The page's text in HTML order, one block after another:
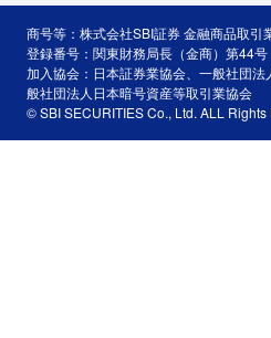
商号等：株式会社SBI証券 金融商品取引
登録番号：関東財務局長（金商）第44号
加入協会：日本証券業協会、一般社団
般社団法人日本暗号資産等取引業協会
© SBI SECURITIES Co., Ltd. ALL Rights